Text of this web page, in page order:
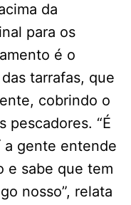
da
para os
é o
tarrafas, que
cobrindo o
pescadores. “É
a gente entende
e sabe que tem
nosso”, relata